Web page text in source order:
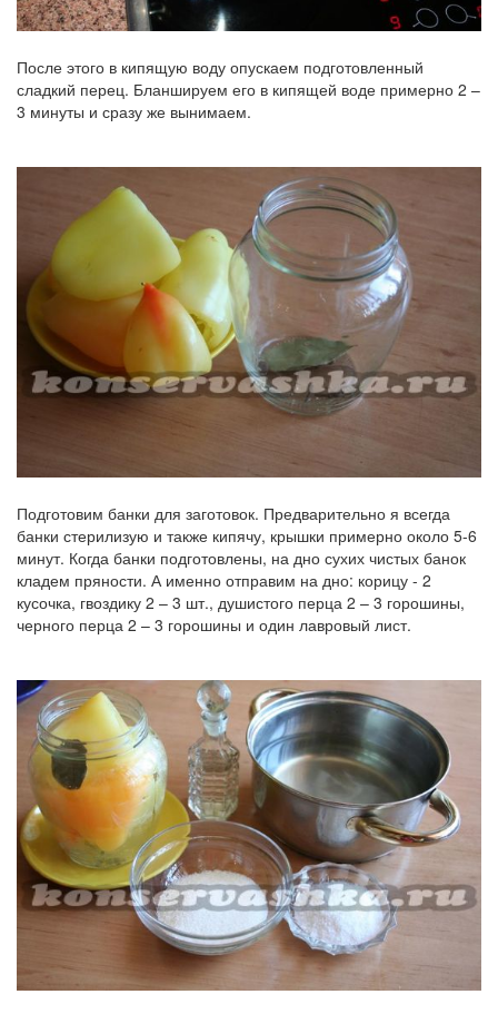
После этого в кипящую воду опускаем подготовленный
сладкий перец. Бланшируем его в кипящей воде примерно 2 –
3 минуты и сразу же вынимаем.
Подготовим банки для заготовок. Предварительно я всегда
банки стерилизую и также кипячу, крышки примерно около 5-6
минут. Когда банки подготовлены, на дно сухих чистых банок
кладем пряности. А именно отправим на дно: корицу - 2
кусочка, гвоздику 2 – 3 шт., душистого перца 2 – 3 горошины,
черного перца 2 – 3 горошины и один лавровый лист.